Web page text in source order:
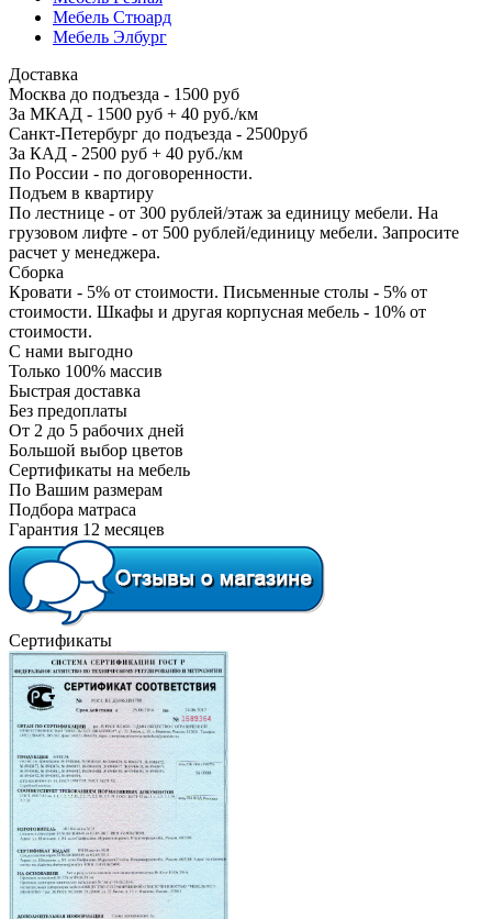
Мебель Стюард
Мебель Элбург
Доставка
Москва до подъезда - 1500 руб
За МКАД - 1500 руб + 40 руб./км
Санкт-Петербург до подъезда - 2500руб
За КАД - 2500 руб + 40 руб./км
По России - по договоренности.
Подъем в квартиру
По лестнице - от 300 рублей/этаж за единицу мебели. На
грузовом лифте - от 500 рублей/единицу мебели. Запросите
расчет у менеджера.
Сборка
Кровати - 5% от стоимости. Письменные столы - 5% от
стоимости. Шкафы и другая корпусная мебель - 10% от
стоимости.
С нами выгодно
Только 100% массив
Быстрая доставка
Без предоплаты
От 2 до 5 рабочих дней
Большой выбор цветов
Сертификаты на мебель
По Вашим размерам
Подбора матраса
Гарантия 12 месяцев
Сертификаты